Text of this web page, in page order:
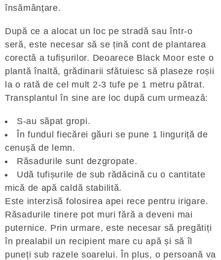
însămânțare.
După ce a alocat un loc pe stradă sau într-o
seră, este necesar să se țină cont de plantarea
corectă a tufișurilor. Deoarece Black Moor este o
plantă înaltă, grădinarii sfătuiesc să plaseze roșii
la o rată de cel mult 2-3 tufe pe 1 metru pătrat.
Transplantul în sine are loc după cum urmează:
S-au săpat gropi.
În fundul fiecărei găuri se pune 1 linguriță de
cenușă de lemn.
Răsadurile sunt dezgropate.
Udă tufișurile de sub rădăcină cu o cantitate
mică de apă caldă stabilită.
Este interzisă folosirea apei rece pentru irigare.
Răsadurile tinere pot muri fără a deveni mai
puternice. Prin urmare, este necesar să pregătiți
în prealabil un recipient mare cu apă și să îl
puneți sub razele soarelui. În plus, o persoană va